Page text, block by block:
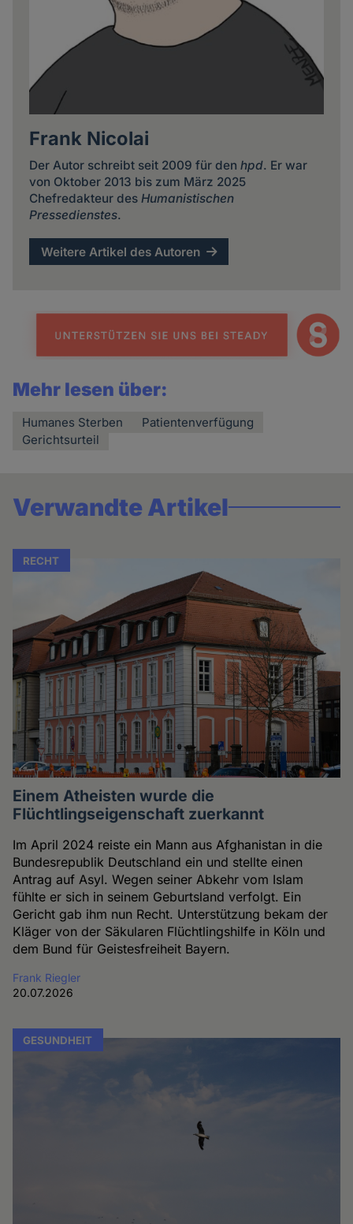
Frank Nicolai
Der Autor schreibt seit 2009 für den hpd. Er war
von Oktober 2013 bis zum März 2025
Chefredakteur des Humanistischen
Pressedienstes.
Weitere Artikel des Autoren
Mehr lesen über:
Humanes Sterben
Patientenverfügung
Gerichtsurteil
Verwandte Artikel
RECHT
Einem Atheisten wurde die
Flüchtlingseigenschaft zuerkannt
Im April 2024 reiste ein Mann aus Afghanistan in die
Bundesrepublik Deutschland ein und stellte einen
Antrag auf Asyl. Wegen seiner Abkehr vom Islam
fühlte er sich in seinem Geburtsland verfolgt. Ein
Gericht gab ihm nun Recht. Unterstützung bekam der
Kläger von der Säkularen Flüchtlingshilfe in Köln und
dem Bund für Geistesfreiheit Bayern.
Frank Riegler
20.07.2026
GESUNDHEIT